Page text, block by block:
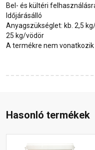
Bel- és kültéri
Időjárásálló
Anyagszükséglet: kb. 2,5
25 kg/vödör
A termékre nem vonatkozik
Hasonló termékek